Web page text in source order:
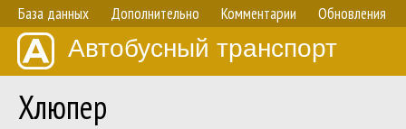
База данных Дополнительно Комментарии Обновления
Автобусный транспорт
Хлюпер